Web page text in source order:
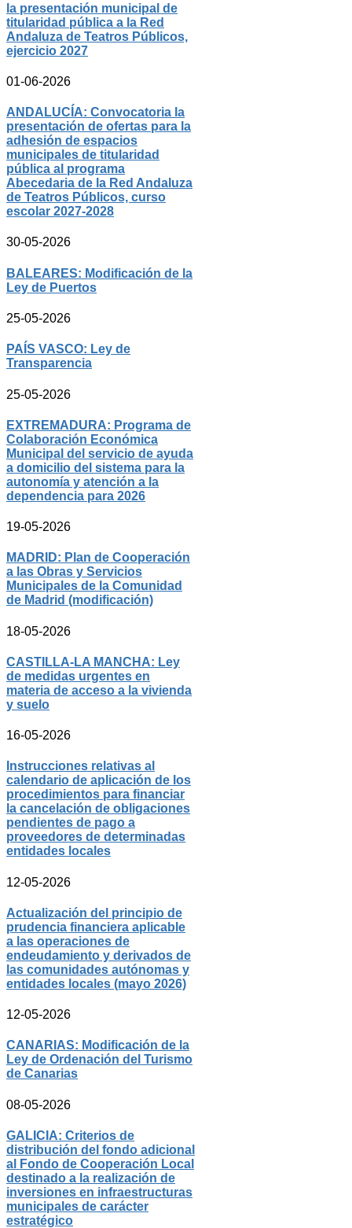
la presentación municipal de
titularidad pública a la Red
Andaluza de Teatros Públicos,
ejercicio 2027
01-06-2026
ANDALUCÍA: Convocatoria la
presentación de ofertas para la
adhesión de espacios
municipales de titularidad
pública al programa
Abecedaria de la Red Andaluza
de Teatros Públicos, curso
escolar 2027-2028
30-05-2026
BALEARES: Modificación de la
Ley de Puertos
25-05-2026
PAÍS VASCO: Ley de
Transparencia
25-05-2026
EXTREMADURA: Programa de
Colaboración Económica
Municipal del servicio de ayuda
a domicilio del sistema para la
autonomía y atención a la
dependencia para 2026
19-05-2026
MADRID: Plan de Cooperación
a las Obras y Servicios
Municipales de la Comunidad
de Madrid (modificación)
18-05-2026
CASTILLA-LA MANCHA: Ley
de medidas urgentes en
materia de acceso a la vivienda
y suelo
16-05-2026
Instrucciones relativas al
calendario de aplicación de los
procedimientos para financiar
la cancelación de obligaciones
pendientes de pago a
proveedores de determinadas
entidades locales
12-05-2026
Actualización del principio de
prudencia financiera aplicable
a las operaciones de
endeudamiento y derivados de
las comunidades autónomas y
entidades locales (mayo 2026)
12-05-2026
CANARIAS: Modificación de la
Ley de Ordenación del Turismo
de Canarias
08-05-2026
GALICIA: Criterios de
distribución del fondo adicional
al Fondo de Cooperación Local
destinado a la realización de
inversiones en infraestructuras
municipales de carácter
estratégico